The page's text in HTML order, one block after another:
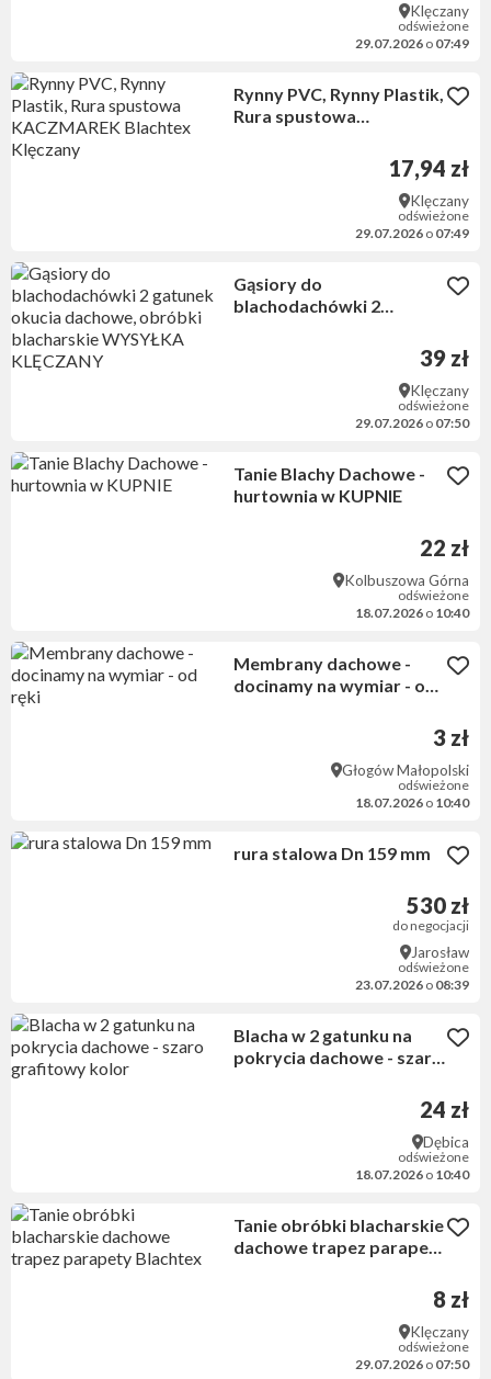
Klęczany
odświeżone
29.07.2026 o 07:49
Rynny PVC, Rynny Plastik,
Rura spustowa
17,94 zł
Klęczany
odświeżone
29.07.2026 o 07:49
Gąsiory do
blachodachówki 2
39 zł
Klęczany
odświeżone
29.07.2026 o 07:50
Tanie Blachy Dachowe -
hurtownia w KUPNIE
22 zł
Kolbuszowa Górna
odświeżone
18.07.2026 o 10:40
Membrany dachowe -
docinamy na wymiar - od
3 zł
Głogów Małopolski
odświeżone
18.07.2026 o 10:40
rura stalowa Dn 159 mm
530 zł
do negocjacji
Jarosław
odświeżone
23.07.2026 o 08:39
Blacha w 2 gatunku na
pokrycia dachowe - szaro
24 zł
Dębica
odświeżone
18.07.2026 o 10:40
Tanie obróbki blacharskie
dachowe trapez parapety
8 zł
Klęczany
odświeżone
29.07.2026 o 07:50